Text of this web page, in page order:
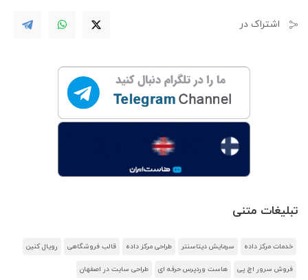
اشتراک در
تبلیغات متنی
خدمات مرکز داده سرمایش دیتاسنتر طراحی مرکز داده قالب فروشگاهی رویال کنین
فروش سرور اچ پی هاست وردپرس حرفه ای طراحی سایت در اصفهان